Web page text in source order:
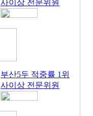
사이상 전문위원
부산5두 적중률 1위
사이상 전문위원